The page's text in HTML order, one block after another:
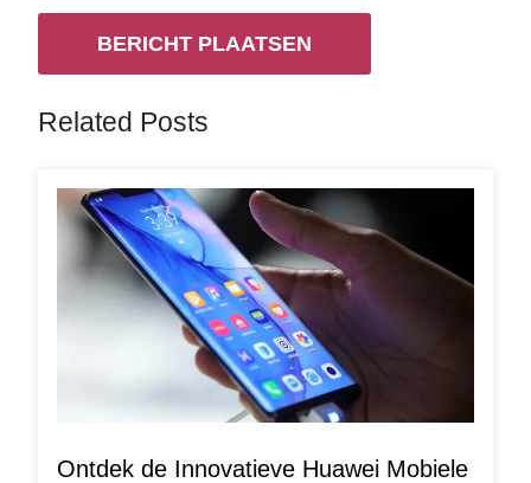
Related Posts
Ontdek de Innovatieve Huawei Mobiele